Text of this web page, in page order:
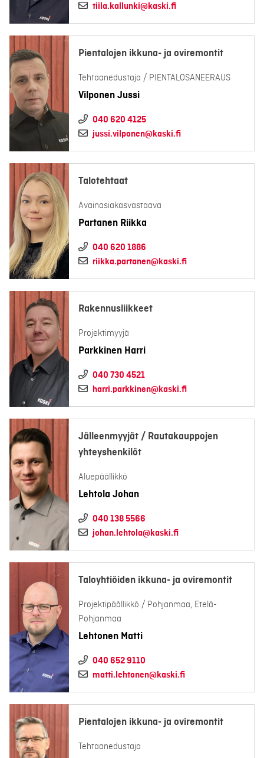
tiila.kallunki@kaski.fi
Pientalojen ikkuna- ja oviremontit
Tehtaanedustaja / PIENTALOSANEERAUS
Vilponen Jussi
040 620 4125
jussi.vilponen@kaski.fi
Talotehtaat
Avainasiakasvastaava
Partanen Riikka
040 620 1886
riikka.partanen@kaski.fi
Rakennusliikkeet
Projektimyyjä
Parkkinen Harri
040 730 4521
harri.parkkinen@kaski.fi
Jälleenmyyjät / Rautakauppojen
yhteyshenkilöt
Aluepäällikkö
Lehtola Johan
040 138 5566
johan.lehtola@kaski.fi
Taloyhtiöiden ikkuna- ja oviremontit
Projektipäällikkö / Pohjanmaa, Etelä-
Pohjanmaa
Lehtonen Matti
040 652 9110
matti.lehtonen@kaski.fi
Pientalojen ikkuna- ja oviremontit
Tehtaanedustaja